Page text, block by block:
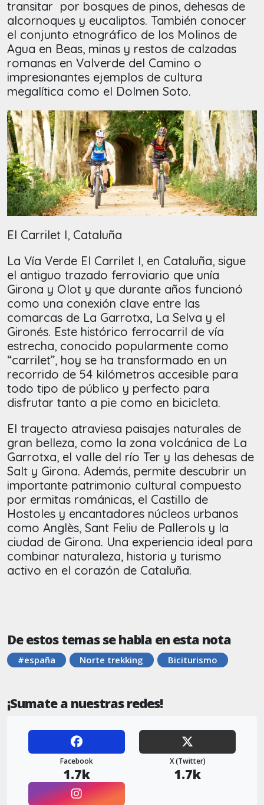
transitar por bosques de pinos, dehesas de
alcornoques y eucaliptos. También conocer
el conjunto etnográfico de los Molinos de
Agua en Beas, minas y restos de calzadas
romanas en Valverde del Camino o
impresionantes ejemplos de cultura
megalítica como el Dolmen Soto.
El Carrilet I, Cataluña
La Vía Verde El Carrilet I, en Cataluña, sigue
el antiguo trazado ferroviario que unía
Girona y Olot y que durante años funcionó
como una conexión clave entre las
comarcas de La Garrotxa, La Selva y el
Gironés. Este histórico ferrocarril de vía
estrecha, conocido popularmente como
“carrilet”, hoy se ha transformado en un
recorrido de 54 kilómetros accesible para
todo tipo de público y perfecto para
disfrutar tanto a pie como en bicicleta.
El trayecto atraviesa paisajes naturales de
gran belleza, como la zona volcánica de La
Garrotxa, el valle del río Ter y las dehesas de
Salt y Girona. Además, permite descubrir un
importante patrimonio cultural compuesto
por ermitas románicas, el Castillo de
Hostoles y encantadores núcleos urbanos
como Anglès, Sant Feliu de Pallerols y la
ciudad de Girona. Una experiencia ideal para
combinar naturaleza, historia y turismo
activo en el corazón de Cataluña.
De estos temas se habla en esta nota
#españa Norte trekking Biciturismo
¡Sumate a nuestras redes!
Facebook
1.7k
X (Twitter)
1.7k